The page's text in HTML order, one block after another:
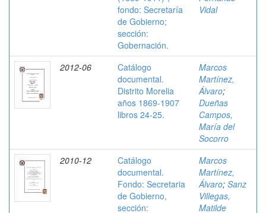
fondo: Secretaría
de Gobierno;
sección:
Gobernación.
Vidal
2012-06
Catálogo
documental.
Distrito Morelia
años 1869-1907
libros 24-25.
Marcos
Martínez,
Álvaro;
Dueñas
Campos,
María del
Socorro
2010-12
Catálogo
documental.
Fondo: Secretaria
de Gobierno,
sección:
Marcos
Martínez,
Álvaro; Sanz
Villegas,
Matilde